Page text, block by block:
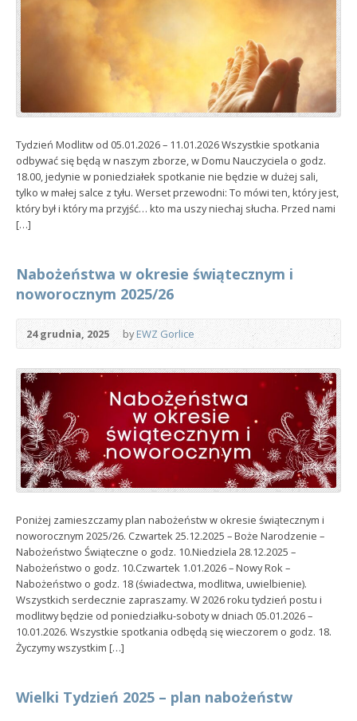
Tydzień Modlitw od 05.01.2026 – 11.01.2026 Wszystkie spotkania
odbywać się będą w naszym zborze, w Domu Nauczyciela o godz.
18.00, jedynie w poniedziałek spotkanie nie będzie w dużej sali,
tylko w małej salce z tyłu. Werset przewodni: To mówi ten, który jest,
który był i który ma przyjść… kto ma uszy niechaj słucha. Przed nami
[…]
Nabożeństwa w okresie świątecznym i
noworocznym 2025/26
24 grudnia, 2025 byEWZ Gorlice
Poniżej zamieszczamy plan nabożeństw w okresie świątecznym i
noworocznym 2025/26. Czwartek 25.12.2025 – Boże Narodzenie –
Nabożeństwo Świąteczne o godz. 10.Niedziela 28.12.2025 –
Nabożeństwo o godz. 10.Czwartek 1.01.2026 – Nowy Rok –
Nabożeństwo o godz. 18 (świadectwa, modlitwa, uwielbienie).
Wszystkich serdecznie zapraszamy. W 2026 roku tydzień postu i
modlitwy będzie od poniedziałku-soboty w dniach 05.01.2026 –
10.01.2026. Wszystkie spotkania odbędą się wieczorem o godz. 18.
Życzymy wszystkim […]
Wielki Tydzień 2025 – plan nabożeństw